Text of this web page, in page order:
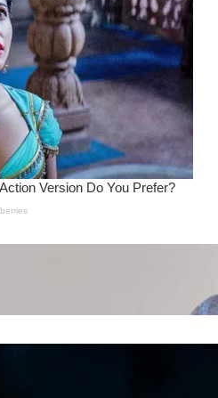
Wanita Pamer Pakaian
Kepribadian